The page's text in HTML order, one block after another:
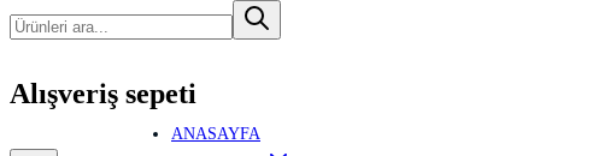
Alışveriş sepeti
ANASAYFA